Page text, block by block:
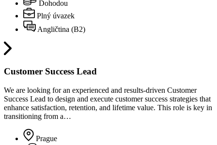
Dohodou
Plný úvazek
Angličtina (B2)
Customer Success Lead
We are looking for an experienced and results-driven Customer
Success Lead to design and execute customer success strategies that
enhance satisfaction, retention, and lifetime value. This role is key in
transitioning from a…
Prague